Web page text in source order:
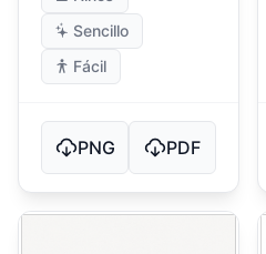
Sencillo
Fácil
PNG PDF